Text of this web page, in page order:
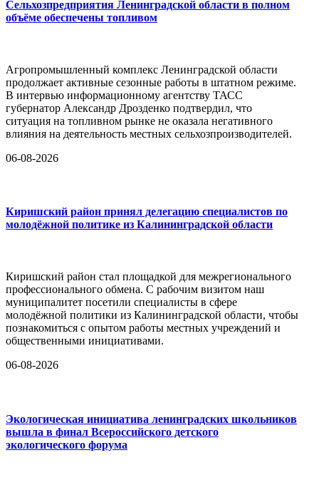
Сельхозпредприятия Ленинградской области в полном
объёме обеспечены топливом
Агропромышленный комплекс Ленинградской области
продолжает активные сезонные работы в штатном режиме.
В интервью информационному агентству ТАСС
губернатор Александр Дрозденко подтвердил, что
ситуация на топливном рынке не оказала негативного
влияния на деятельность местных сельхозпроизводителей.
06-08-2026
Киришский район принял делегацию специалистов по
молодёжной политике из Калининградской области
Киришский район стал площадкой для межрегионального
профессионального обмена. С рабочим визитом наш
муниципалитет посетили специалисты в сфере
молодёжной политики из Калининградской области, чтобы
познакомиться с опытом работы местных учреждений и
общественными инициативами.
06-08-2026
Экологическая инициатива ленинградских школьников
вышла в финал Всероссийского детского
экологического форума